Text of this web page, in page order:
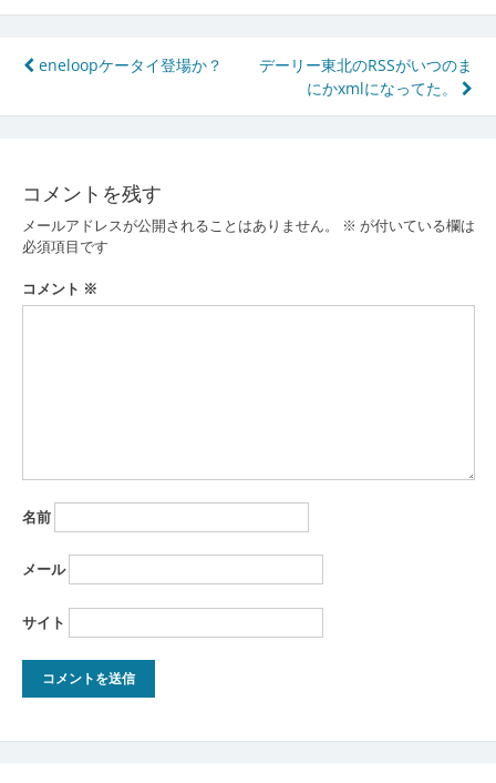
投
稿
ビ
ゲ
ー
シ
eneloopケータイ登場か？
デーリー東北のRSSがいつのま
にかxmlになってた。
コメントを残す
メールアドレスが公開されることはありません。 ※ が付いている欄は
必須項目です
コメント ※
名前
メール
サイト